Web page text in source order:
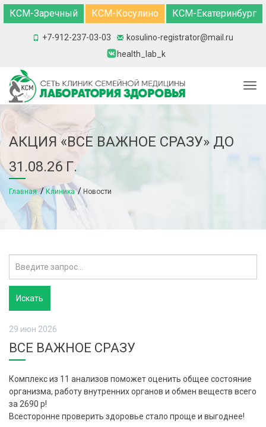
КСМ-Заречный КСМ-Косулино КСМ-Екатеринбург
+7-912-237-03-03
kosulino-registrator@mail.ru
health_lab_k
АКЦИЯ «ВСЕ ВАЖНОЕ СРАЗУ» ДО
31.08.26 Г.
Главная Клиника Новости
29 июн 2026
ВСЕ ВАЖНОЕ СРАЗУ
Комплекс из 11 анализов поможет оценить общее состояние
организма, работу внутренних органов и обмен веществ всего
за 2690 р!
Всесторонне проверить здоровье стало проще и выгоднее!